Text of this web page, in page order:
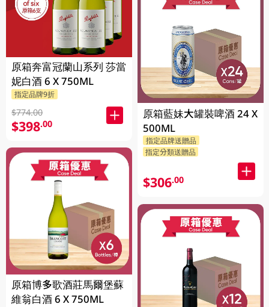
原箱奔富冠蘭山系列 莎當
妮白酒 6 X 750ML
指定品牌9折
$774.00
$398.00
原箱博多歌酒莊馬爾堡蘇
維翁白酒 6 X 750ML
原箱藍妹大罐裝啤酒 24 X
500ML
指定品牌送贈品
指定分類送贈品
$306.00